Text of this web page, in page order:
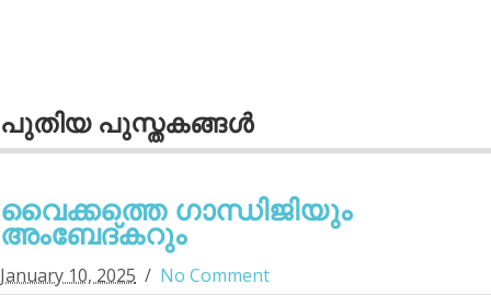
പുതിയ പുസ്തകങ്ങള്‍
വൈക്കത്തെ ഗാന്ധിജിയും
അംബേദ്കറും
January 10, 2025 No Comment